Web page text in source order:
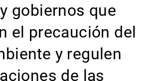
gobiernos que
el precaución del
y regulen
de las